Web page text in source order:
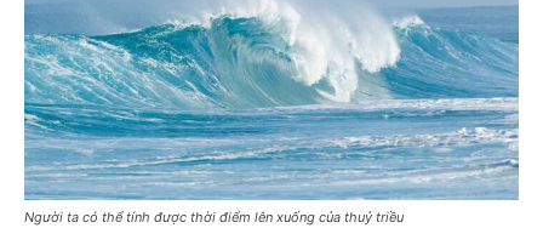
Người ta có thể tính được thời điểm lên xuống của thuỷ triều